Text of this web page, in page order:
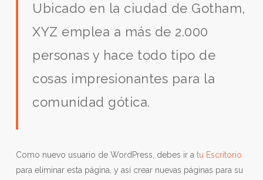
Ubicado en la ciudad de Gotham,
XYZ emplea a más de 2.000
personas y hace todo tipo de
cosas impresionantes para la
comunidad gótica.
Como nuevo usuario de WordPress, debes ir a tu Escritorio
para eliminar esta página, y así crear nuevas páginas para su